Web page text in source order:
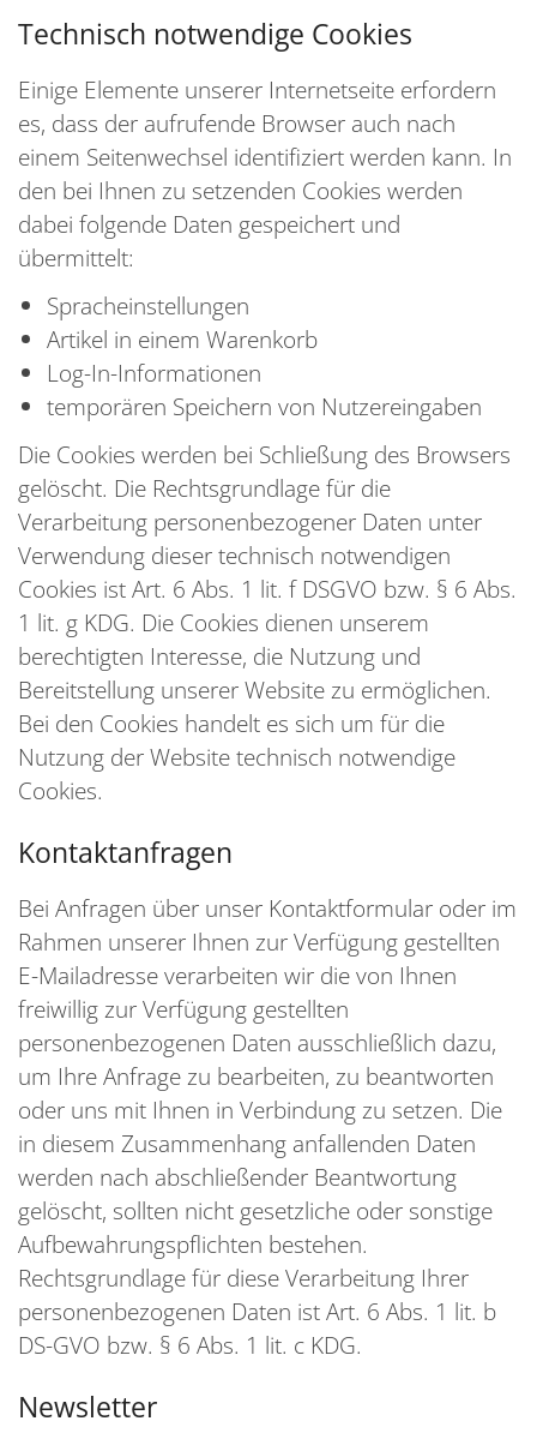
Technisch notwendige Cookies
Einige Elemente unserer Internetseite erfordern
es, dass der aufrufende Browser auch nach
einem Seitenwechsel identifiziert werden kann. In
den bei Ihnen zu setzenden Cookies werden
dabei folgende Daten gespeichert und
übermittelt:
Spracheinstellungen
Artikel in einem Warenkorb
Log-In-Informationen
temporären Speichern von Nutzereingaben
Die Cookies werden bei Schließung des Browsers
gelöscht. Die Rechtsgrundlage für die
Verarbeitung personenbezogener Daten unter
Verwendung dieser technisch notwendigen
Cookies ist Art. 6 Abs. 1 lit. f DSGVO bzw. § 6 Abs.
1 lit. g KDG. Die Cookies dienen unserem
berechtigten Interesse, die Nutzung und
Bereitstellung unserer Website zu ermöglichen.
Bei den Cookies handelt es sich um für die
Nutzung der Website technisch notwendige
Cookies.
Kontaktanfragen
Bei Anfragen über unser Kontaktformular oder im
Rahmen unserer Ihnen zur Verfügung gestellten
E-Mailadresse verarbeiten wir die von Ihnen
freiwillig zur Verfügung gestellten
personenbezogenen Daten ausschließlich dazu,
um Ihre Anfrage zu bearbeiten, zu beantworten
oder uns mit Ihnen in Verbindung zu setzen. Die
in diesem Zusammenhang anfallenden Daten
werden nach abschließender Beantwortung
gelöscht, sollten nicht gesetzliche oder sonstige
Aufbewahrungspflichten bestehen.
Rechtsgrundlage für diese Verarbeitung Ihrer
personenbezogenen Daten ist Art. 6 Abs. 1 lit. b
DS-GVO bzw. § 6 Abs. 1 lit. c KDG.
Newsletter